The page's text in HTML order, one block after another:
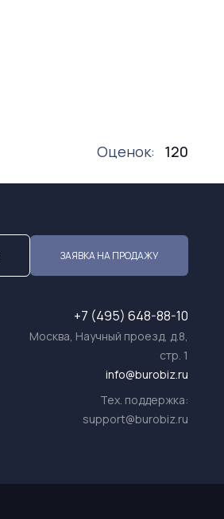
Оценок: 120
ЗАЯВКА НА ПРОДАЖУ
+7 (495) 648-88-10
Москва, Научный проезд, д.8,
стр. 1
info@burobiz.ru
Тех. поддержка:
support@burobiz.ru